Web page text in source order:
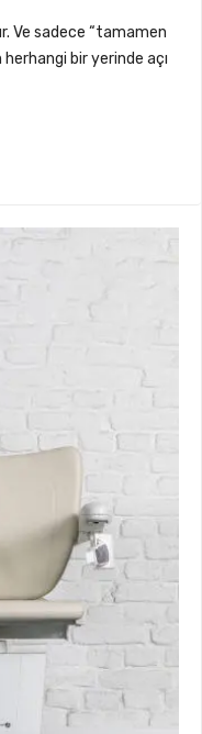
Ve sadece “tamamen
bir yerinde açı